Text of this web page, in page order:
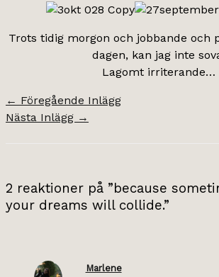
Trots tidig morgon och jobbande och
dagen, kan jag inte
Lagomt irriterande…
← Föregående Inlägg
Nästa Inlägg →
2 reaktioner på ”because
your dreams will collide.”
Marlene